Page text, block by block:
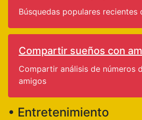
Búsquedas populares recientes
Compartir sueños con
Compartir análisis de números
amigos
• Entretenimiento